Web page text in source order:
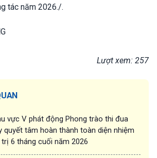
tác năm 2026./.
Lượt xem: 257
vực V phát động Phong trào thi đua
quyết tâm hoàn thành toàn diện nhiệm
6 tháng cuối năm 2026